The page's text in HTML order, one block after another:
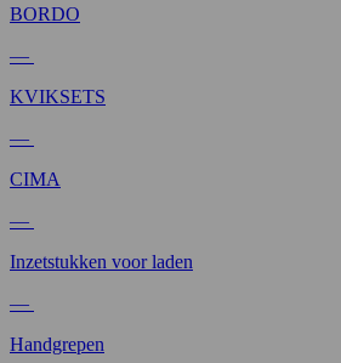
BORDO
—
KVIKSETS
—
CIMA
—
Inzetstukken voor laden
—
Handgrepen